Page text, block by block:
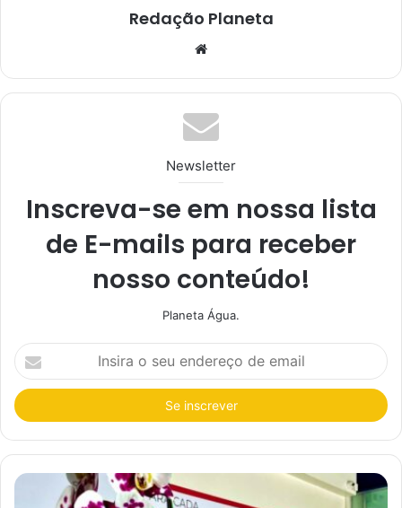
Redação Planeta
te
Newsletter
Inscreva-se em nossa lista
de E-mails para receber
nosso conteúdo!
Planeta Água.
I
n
i
r
a
o
s
u